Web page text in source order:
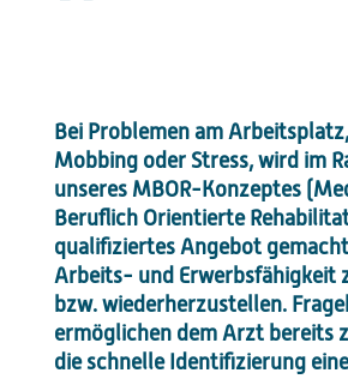
Bei Problemen am
Mobbing oder Stress, wird im
unseres MBOR-Konzeptes
Beruflich Orientierte
qualifiziertes Angebot
Arbeits- und Erwerbsfähigkeit
bzw. wiederherzustellen.
ermöglichen dem Arzt bereits
die schnelle Identifizierung